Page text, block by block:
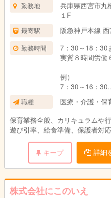
勤務地
兵庫県西宮市丸
１F
最寄駅 阪急神戸本線
勤務時間
7：30～18：30
実質８時間労働
例）
7：30～16：30
8：30～17：30
9：30～18：30
※ただし延長保
でのシフトとな
職種
医療・介護・保
保育業務全般、カリキュラムや
遊び引率、給食準備、保護者対
キープ 詳細
株式会社にこのいえ